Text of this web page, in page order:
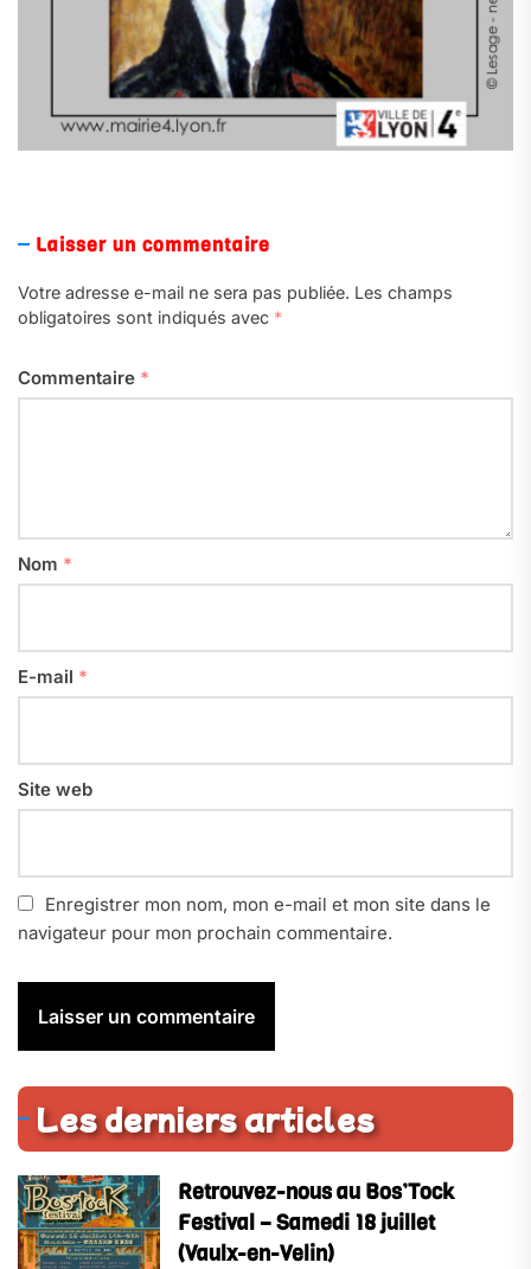
Laisser un commentaire
Votre adresse e-mail ne sera pas publiée. Les champs
obligatoires sont indiqués avec *
Commentaire *
Nom *
E-mail *
Site web
Enregistrer mon nom, mon e-mail et mon site dans le
navigateur pour mon prochain commentaire.
Les derniers articles
Retrouvez-nous au Bos’Tock
Festival – Samedi 18 juillet
(Vaulx-en-Velin)